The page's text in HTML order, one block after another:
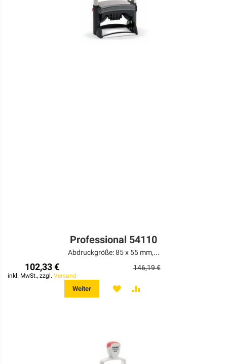
Professional 54110
Abdruckgröße: 85 x 55 mm,...
102,33 €
inkl. MwSt., zzgl. Versand
146,19 €
Weiter MERKEN